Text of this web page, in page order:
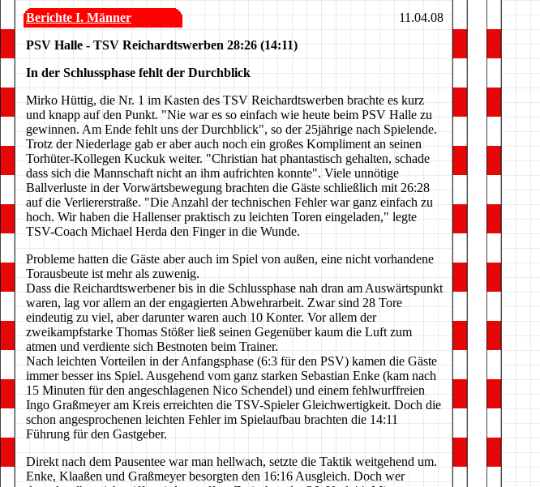
Berichte I. Männer
11.04.08
PSV Halle - TSV Reichardtswerben 28:26 (14:11)
In der Schlussphase fehlt der Durchblick
Mirko Hüttig, die Nr. 1 im Kasten des TSV Reichardtswerben brachte es kurz
und knapp auf den Punkt. "Nie war es so einfach wie heute beim PSV Halle zu
gewinnen. Am Ende fehlt uns der Durchblick", so der 25jährige nach Spielende.
Trotz der Niederlage gab er aber auch noch ein großes Kompliment an seinen
Torhüter-Kollegen Kuckuk weiter. "Christian hat phantastisch gehalten, schade
dass sich die Mannschaft nicht an ihm aufrichten konnte". Viele unnötige
Ballverluste in der Vorwärtsbewegung brachten die Gäste schließlich mit 26:28
auf die Verliererstraße. "Die Anzahl der technischen Fehler war ganz einfach zu
hoch. Wir haben die Hallenser praktisch zu leichten Toren eingeladen," legte
TSV-Coach Michael Herda den Finger in die Wunde.
Probleme hatten die Gäste aber auch im Spiel von außen, eine nicht vorhandene
Torausbeute ist mehr als zuwenig.
Dass die Reichardtswerbener bis in die Schlussphase nah dran am Auswärtspunkt
waren, lag vor allem an der engagierten Abwehrarbeit. Zwar sind 28 Tore
eindeutig zu viel, aber darunter waren auch 10 Konter. Vor allem der
zweikampfstarke Thomas Stößer ließ seinen Gegenüber kaum die Luft zum
atmen und verdiente sich Bestnoten beim Trainer.
Nach leichten Vorteilen in der Anfangsphase (6:3 für den PSV) kamen die Gäste
immer besser ins Spiel. Ausgehend vom ganz starken Sebastian Enke (kam nach
15 Minuten für den angeschlagenen Nico Schendel) und einem fehlwurffreien
Ingo Graßmeyer am Kreis erreichten die TSV-Spieler Gleichwertigkeit. Doch die
schon angesprochenen leichten Fehler im Spielaufbau brachten die 14:11
Führung für den Gastgeber.
Direkt nach dem Pausentee war man hellwach, setzte die Taktik weitgehend um.
Enke, Klaaßen und Graßmeyer besorgten den 16:16 Ausgleich. Doch wer